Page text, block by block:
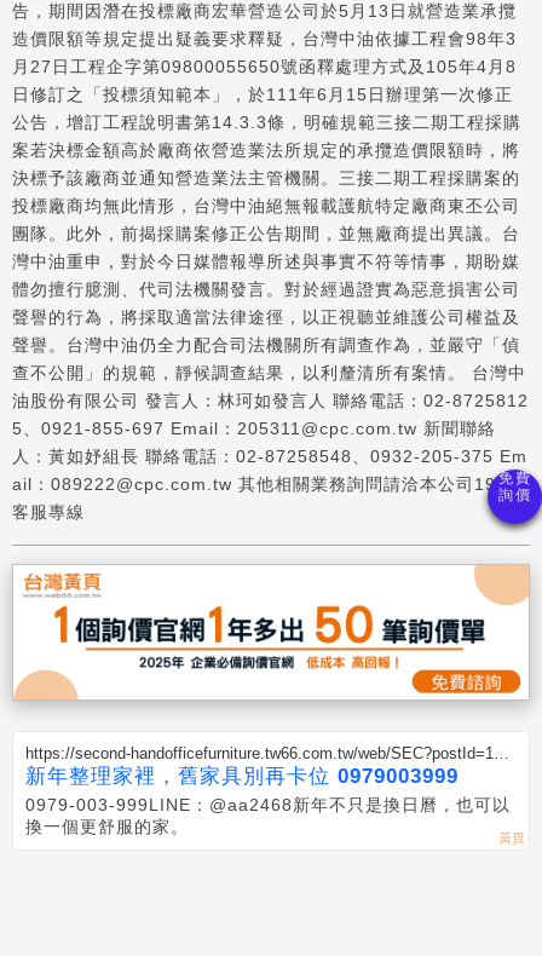
告，期間因潛在投標廠商宏華營造公司於5月13日就營造業承攬
造價限額等規定提出疑義要求釋疑，台灣中油依據工程會98年3
月27日工程企字第09800055650號函釋處理方式及105年4月8
日修訂之「投標須知範本」，於111年6月15日辦理第一次修正
公告，增訂工程說明書第14.3.3條，明確規範三接二期工程採購
案若決標金額高於廠商依營造業法所規定的承攬造價限額時，將
決標予該廠商並通知營造業法主管機關。三接二期工程採購案的
投標廠商均無此情形，台灣中油絕無報載護航特定廠商東丕公司
團隊。此外，前揭採購案修正公告期間，並無廠商提出異議。台
灣中油重申，對於今日媒體報導所述與事實不符等情事，期盼媒
體勿擅行臆測、代司法機關發言。對於經過證實為惡意損害公司
聲譽的行為，將採取適當法律途徑，以正視聽並維護公司權益及
聲譽。台灣中油仍全力配合司法機關所有調查作為，並嚴守「偵
查不公開」的規範，靜候調查結果，以利釐清所有案情。 台灣中
油股份有限公司 發言人：林珂如發言人 聯絡電話：02-8725812
5、0921-855-697 Email：205311@cpc.com.tw 新聞聯絡
人：黃如妤組長 聯絡電話：02-87258548、0932-205-375 Em
ail：089222@cpc.com.tw 其他相關業務詢問請洽本公司1912
客服專線
https://second-handofficefurniture.tw66.com.tw/web/SEC?postId=135
3495
新年整理家裡，舊家具別再卡位 0979003999
0979-003-999LINE：@aa2468 新年不只是換日曆， 也可以
換一個更舒服的家。